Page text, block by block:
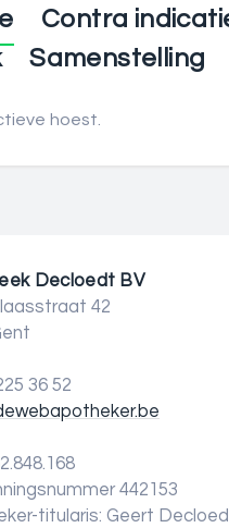
Contra
Samenstelling
hoest.
Decloedt BV
42
36 52
442153
titularis: Geert